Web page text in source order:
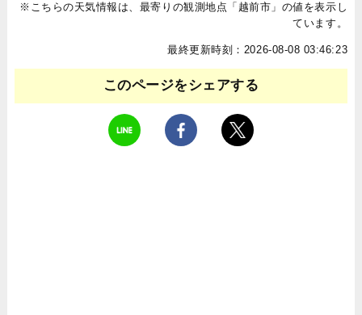
※こちらの天気情報は、最寄りの観測地点「越前市」の値を表示し
ています。
最終更新時刻：2026-08-08 03:46:23
このページをシェアする